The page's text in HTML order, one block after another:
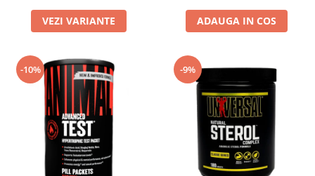
VEZI VARIANTE ADAUGA IN COS
-10% -9%